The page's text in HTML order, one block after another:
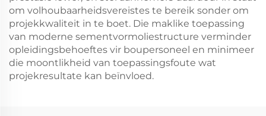
om volhoubaarheidsvereistes te bereik sonder om
projekkwaliteit in te boet. Die maklike toepassing
van moderne sementvormoliestructure verminder
opleidingsbehoeftes vir boupersoneel en minimeer
die moontlikheid van toepassingsfoute wat
projekresultate kan beïnvloed.